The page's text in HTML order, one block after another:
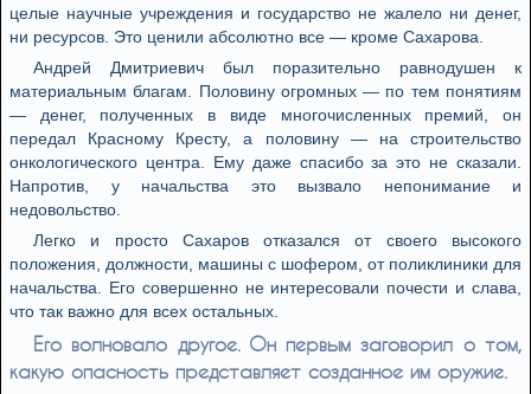
целые научные учреждения и государство не жалело ни денег,
ни ресурсов. Это ценили абсолютно все — кроме Сахарова.
Андрей Дмитриевич был поразительно равнодушен к
материальным благам. Половину огромных — по тем понятиям
— денег, полученных в виде многочисленных премий, он
передал Красному Кресту, а половину — на строительство
онкологического центра. Ему даже спасибо за это не сказали.
Напротив, у начальства это вызвало непонимание и
недовольство.
Легко и просто Сахаров отказался от своего высокого
положения, должности, машины с шофером, от поликлиники для
начальства. Его совершенно не интересовали почести и слава,
что так важно для всех остальных.
Его волновало другое. Он первым заговорил о том,
какую опасность представляет созданное им оружие.